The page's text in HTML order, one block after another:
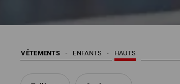
VÊTEMENTS HAUTS
ENFANTS